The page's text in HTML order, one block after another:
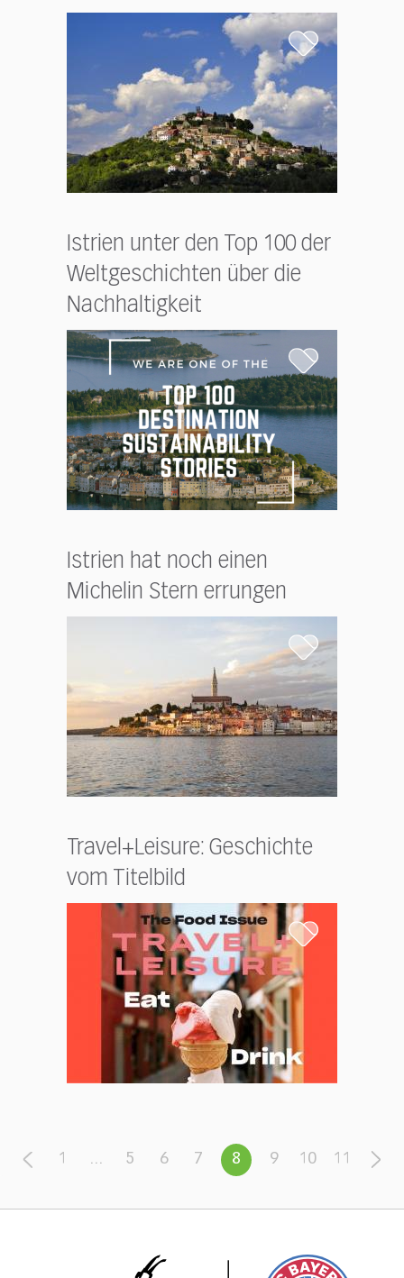
Istrien unter den Top 100 der
Weltgeschichten über die
Nachhaltigkeit
Istrien hat noch einen
Michelin Stern errungen
Travel+Leisure: Geschichte
vom Titelbild
1 ... 5 6 7 8 9 10 11